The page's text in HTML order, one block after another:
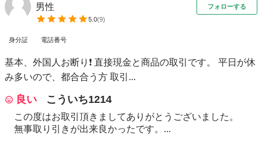
男性
5.0(9)
フォローする
身分証 電話番号
基本、外国人お断り❗ 直接現金と商品の取引です。 平日が休
み多いので、都合合う方 取引...
良い こういち1214
この度はお取引頂きましてありがとうございました。
無事取り引きが出来良かったです。...